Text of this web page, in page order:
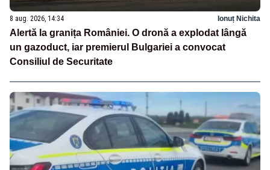
8 aug. 2026, 14:34 Ionuț Nichita
Alertă la granița României. O dronă a explodat lângă
un gazoduct, iar premierul Bulgariei a convocat
Consiliul de Securitate